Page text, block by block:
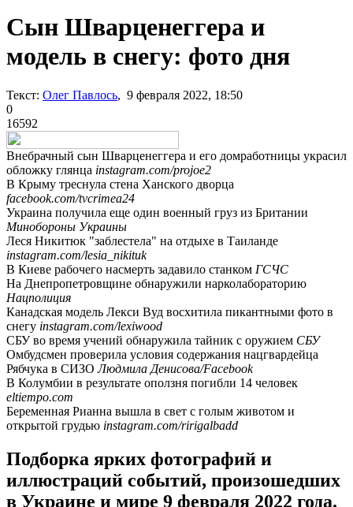
Сын Шварценеггера и
модель в снегу: фото дня
Текст: Олег Павлось, 9 февраля 2022, 18:50
0
16592
Внебрачный сын Шварценеггера и его домработницы украсил
обложку глянца instagram.com/projoe2
В Крыму треснула стена Ханского дворца
facebook.com/tvcrimea24
Украина получила еще один военный груз из Британии
Минобороны Украины
Леся Никитюк "заблестела" на отдыхе в Таиланде
instagram.com/lesia_nikituk
В Киеве рабочего насмерть задавило станком ГСЧС
На Днепропетровщине обнаружили нарколабораторию
Нацполиция
Канадская модель Лекси Вуд восхитила пикантными фото в
снегу instagram.com/lexiwood
СБУ во время учений обнаружила тайник с оружием СБУ
Омбудсмен проверила условия содержания нацгвардейца
Рябчука в СИЗОЛюдмила Денисова/Facebook
В Колумбии в результате оползня погибли 14 человек
eltiempo.com
Беременная Рианна вышла в свет с голым животом и
открытой грудью instagram.com/ririgalbadd
Подборка ярких фотографий и
иллюстраций событий, произошедших
в Украине и мире 9 февраля 2022 года.